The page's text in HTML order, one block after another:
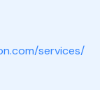
services/